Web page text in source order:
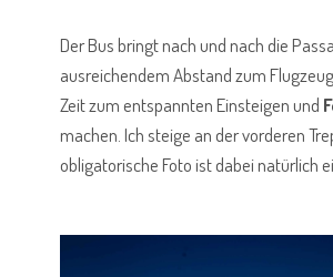
Der Bus bringt nach und nach die
ausreichendem Abstand zum
Zeit zum entspannten Einsteigen und
machen. Ich steige an der vorderen
obligatorische Foto ist dabei natürlich